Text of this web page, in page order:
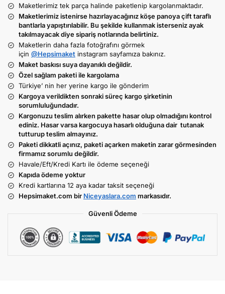
Maketlerimiz tek parça halinde paketlenip kargolanmaktadır.
Maketlerimiz istenirse hazırlayacağınız köşe panoya çift taraflı
bantlarla yapıştırılabilir. Bu şekilde kullanmak isterseniz ayak
takılmayacak diye sipariş notlarında belirtiniz.
Maketlerin daha fazla fotoğrafını görmek
için @Hepsimaket instagram sayfamıza bakınız.
Maket baskısı suya dayanıklı değildir.
Özel sağlam paketi ile kargolama
Türkiye’ nin her yerine kargo ile gönderim
Kargoya verildikten sonraki süreç kargo şirketinin
sorumluluğundadır.
Kargonuzu teslim alırken pakette hasar olup olmadığını kontrol
ediniz. Hasar varsa kargocuya hasarlı olduğuna dair tutanak
tutturup teslim almayınız.
Paketi dikkatli açınız, paketi açarken maketin zarar görmesinden
firmamız sorumlu değildir.
Havale/Eft/Kredi Kartı ile ödeme seçeneği
Kapıda ödeme yoktur
Kredi kartlarına 12 aya kadar taksit seçeneği
Hepsimaket.com bir Niceyaslara.com markasıdır.
Güvenli Ödeme